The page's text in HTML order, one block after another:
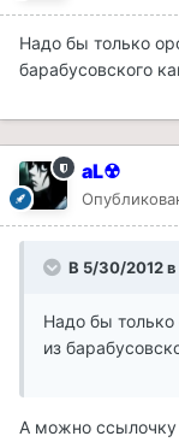
Надо бы только
барабусовского
aL☢
В 5/30/2012 в
Надо бы только
из
А можно ссылочку